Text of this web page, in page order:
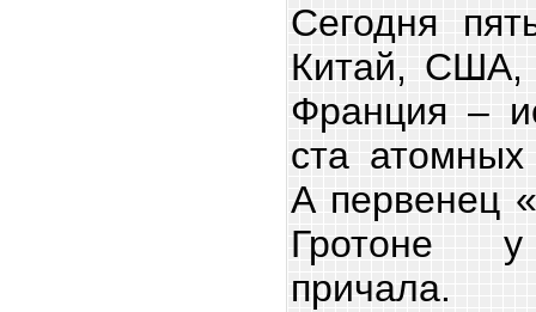
Сегодня
Китай, США,
Франция –
ста
А первенец
Гротоне у
причала.